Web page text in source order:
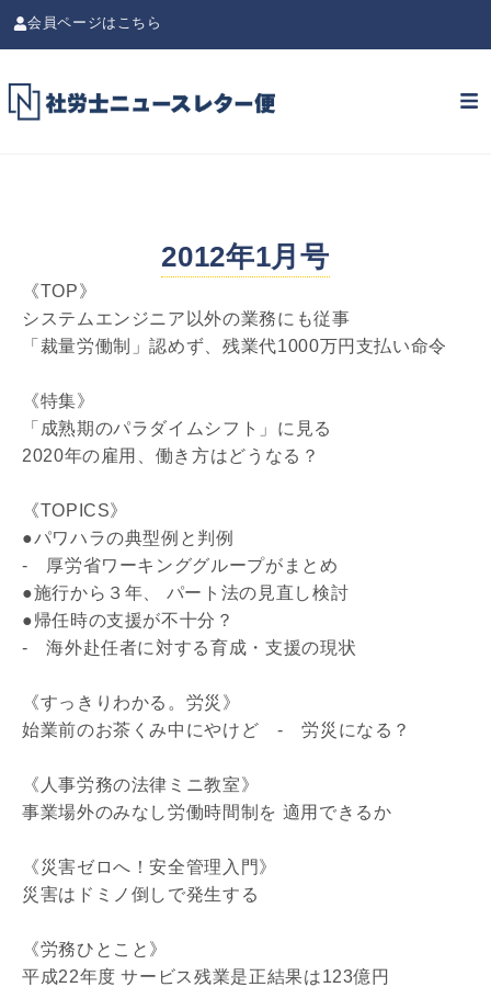
会員ページはこちら
2012年1月号
《TOP》
システムエンジニア以外の業務にも従事
「裁量労働制」認めず、残業代1000万円支払い命令
《特集》
「成熟期のパラダイムシフト」に見る
2020年の雇用、働き方はどうなる？
《TOPICS》
●パワハラの典型例と判例
- 厚労省ワーキンググループがまとめ
●施行から３年、 パート法の見直し検討
●帰任時の支援が不十分？
- 海外赴任者に対する育成・支援の現状
《すっきりわかる。労災》
始業前のお茶くみ中にやけど - 労災になる？
《人事労務の法律ミニ教室》
事業場外のみなし労働時間制を 適用できるか
《災害ゼロへ！安全管理入門》
災害はドミノ倒しで発生する
《労務ひとこと》
平成22年度 サービス残業是正結果は123億円